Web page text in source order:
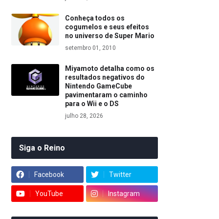
Conheça todos os
cogumelos e seus efeitos
no universo de Super Mario
setembro 01, 2010
Miyamoto detalha como os
resultados negativos do
Nintendo GameCube
pavimentaram o caminho
para o Wii e o DS
julho 28, 2026
Siga o Reino
Facebook Twitter
YouTube Instagram